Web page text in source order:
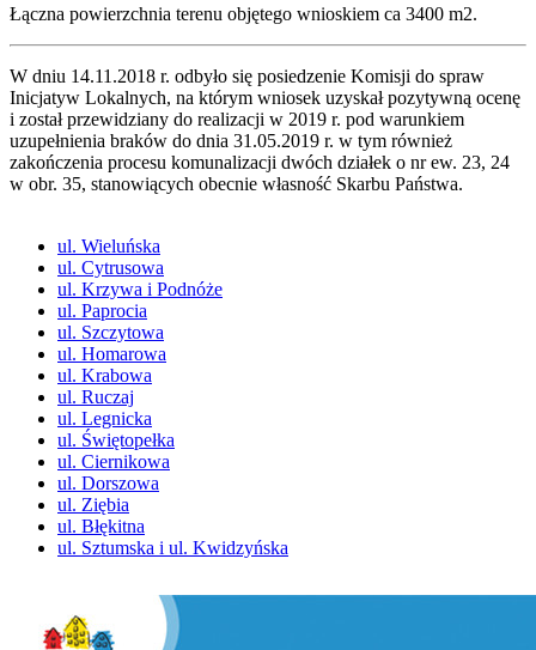
Łączna powierzchnia terenu objętego wnioskiem ca 3400 m2.
W dniu 14.11.2018 r. odbyło się posiedzenie Komisji do spraw
Inicjatyw Lokalnych, na którym wniosek uzyskał pozytywną ocenę
i został przewidziany do realizacji w 2019 r. pod warunkiem
uzupełnienia braków do dnia 31.05.2019 r. w tym również
zakończenia procesu komunalizacji dwóch działek o nr ew. 23, 24
w obr. 35, stanowiących obecnie własność Skarbu Państwa.
ul. Wieluńska
ul. Cytrusowa
ul. Krzywa i Podnóże
ul. Paprocia
ul. Szczytowa
ul. Homarowa
ul. Krabowa
ul. Ruczaj
ul. Legnicka
ul. Świętopełka
ul. Ciernikowa
ul. Dorszowa
ul. Ziębia
ul. Błękitna
ul. Sztumska i ul. Kwidzyńska